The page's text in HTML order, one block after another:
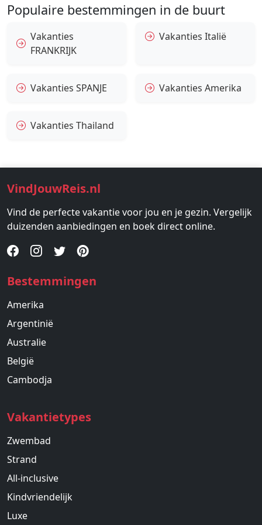
Populaire bestemmingen in de buurt
Vakanties
FRANKRIJK
Vakanties Italië
Vakanties SPANJE Vakanties Amerika
Vakanties Thailand
VindJouwReis.nl
Vind de perfecte vakantie voor jou en je gezin. Vergelijk
duizenden aanbiedingen en boek direct online.
Bestemmingen
Amerika
Argentinië
Australie
België
Cambodja
Vakantietypes
Zwembad
Strand
All-inclusive
Kindvriendelijk
Luxe